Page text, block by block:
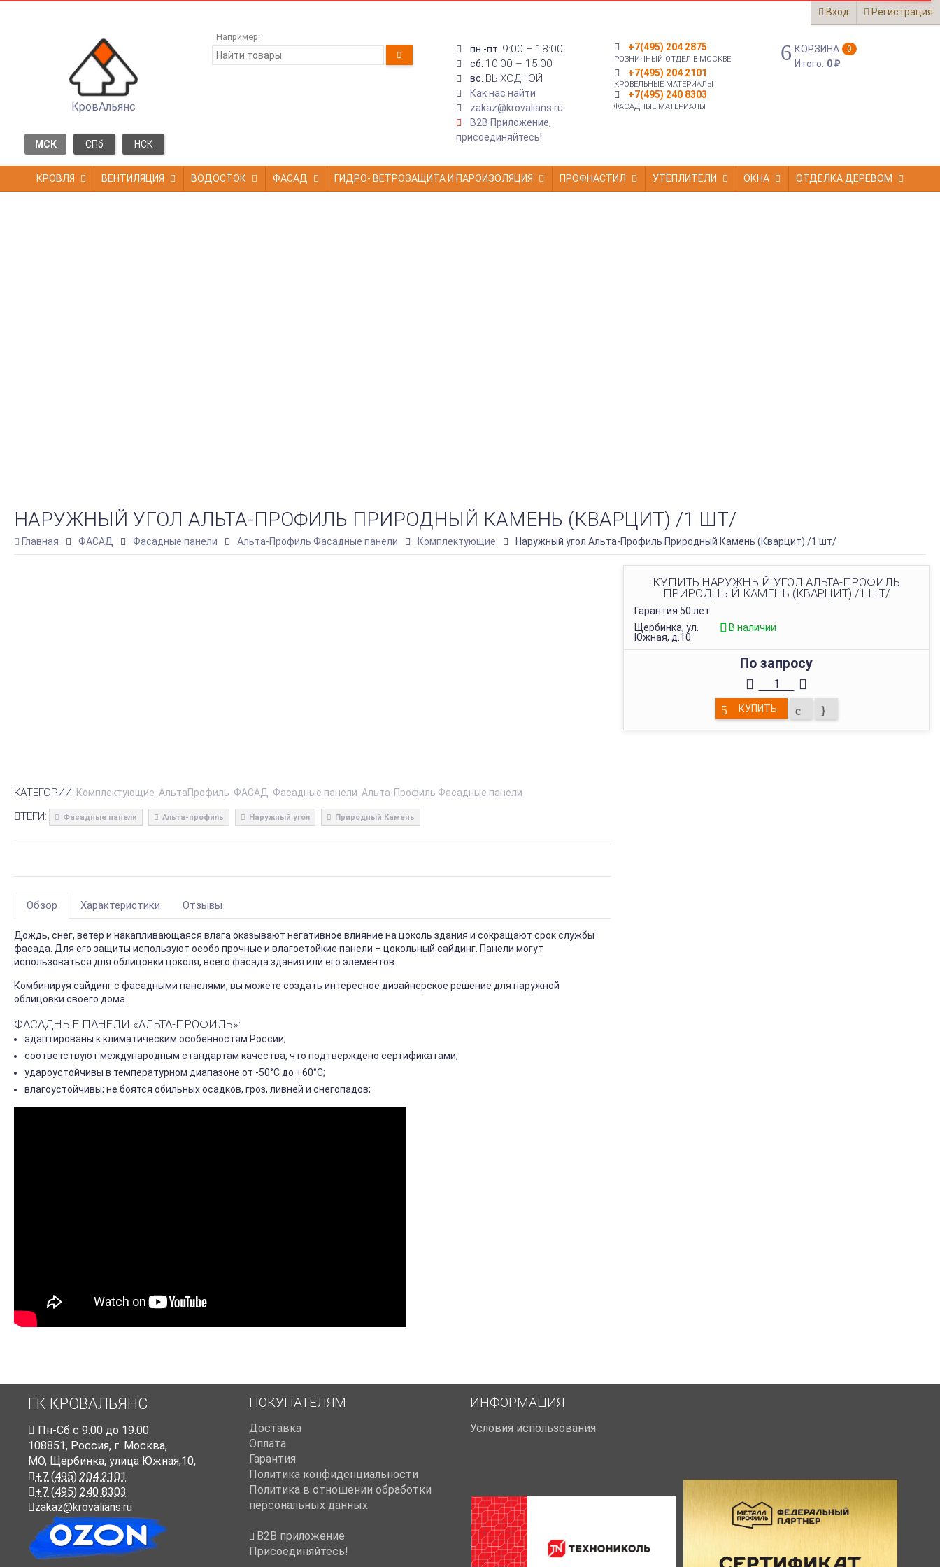
Вход Регистрация
КровАльянс
МСК СПб НСК
Например:
пн.-пт. 9:00 – 18:00
сб. 10:00 – 15:00
вс. ВЫХОДНОЙ
Как нас найти
zakaz@krovalians.ru
B2B Приложение,
присоединяйтесь!
+7(495) 204 2875
РОЗНИЧНЫЙ ОТДЕЛ В МОСКВЕ
+7(495) 204 2101
КРОВЕЛЬНЫЕ МАТЕРИАЛЫ
+7(495) 240 8303
ФАСАДНЫЕ МАТЕРИАЛЫ
КОРЗИНА 0
Итого: 0₽
КРОВЛЯ ВЕНТИЛЯЦИЯ ВОДОСТОК ФАСАД ГИДРО- ВЕТРОЗАЩИТА И ПАРОИЗОЛЯЦИЯ ПРОФНАСТИЛ УТЕПЛИТЕЛИ ОКНА ОТДЕЛКА ДЕРЕВОМ
НАРУЖНЫЙ УГОЛ АЛЬТА-ПРОФИЛЬ ПРИРОДНЫЙ КАМЕНЬ (КВАРЦИТ) /1 ШТ/
Главная ФАСАД Фасадные панели Альта-Профиль Фасадные панели Комплектующие Наружный угол Альта-Профиль Природный Камень (Кварцит) /1 шт/
КУПИТЬ НАРУЖНЫЙ УГОЛ АЛЬТА-ПРОФИЛЬ
ПРИРОДНЫЙ КАМЕНЬ (КВАРЦИТ) /1 ШТ/
Гарантия 50 лет
Щербинка, ул.
Южная, д.10:
В наличии
По запросу
КУПИТЬ
КАТЕГОРИИ: Комплектующие АльтаПрофиль ФАСАД Фасадные панели Альта-Профиль Фасадные панели
ТЕГИ: Фасадные панели Альта-профиль Наружный угол Природный Камень
Обзор Характеристики Отзывы
Дождь, снег, ветер и накапливающаяся влага оказывают негативное влияние на цоколь здания и сокращают срок службы
фасада. Для его защиты используют особо прочные и влагостойкие панели – цокольный сайдинг. Панели могут
использоваться для облицовки цоколя, всего фасада здания или его элементов.
Комбинируя сайдинг с фасадными панелями, вы можете создать интересное дизайнерское решение для наружной
облицовки своего дома.
ФАСАДНЫЕ ПАНЕЛИ «АЛЬТА-ПРОФИЛЬ»:
адаптированы к климатическим особенностям России;
соответствуют международным стандартам качества, что подтверждено сертификатами;
удароустойчивы в температурном диапазоне от -50°С до +60°С;
влагоустойчивы; не боятся обильных осадков, гроз, ливней и снегопадов;
ГК КРОВАЛЬЯНС
Пн-Cб с 9:00 до 19:00
108851, Россия, г. Москва,
МО, Щербинка, улица Южная,10,
+7 (495) 204 2101
+7 (495) 240 8303
zakaz@krovalians.ru
ПОКУПАТЕЛЯМ
Доставка
Оплата
Гарантия
Политика конфиденциальности
Политика в отношении обработки
персональных данных
B2B приложение
Присоединяйтесь!
ИНФОРМАЦИЯ
Условия использования